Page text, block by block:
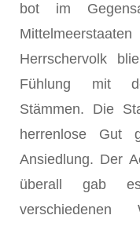
bot im
Herrschervolk
Fühlung mit
Stämmen. Die
herrenlose Gut
Ansiedlung. Der
überall gab
verschiedenen